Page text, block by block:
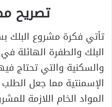
تصريح
تأتي فكرة مشروع البلك
البلك والطفرة الهائلة
والسكنية والتي تحتاج
الإسمنتية مما جعل الطلب
المواد الخام اللازمة